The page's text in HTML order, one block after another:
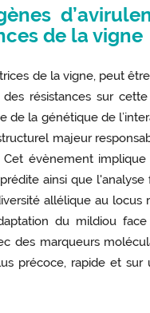
de la vigne
de la vigne, peut
résistances sur
la génétique de
majeur
évènement
ainsi que
allélique au
du mildiou
des marqueurs
précoce, rapide et